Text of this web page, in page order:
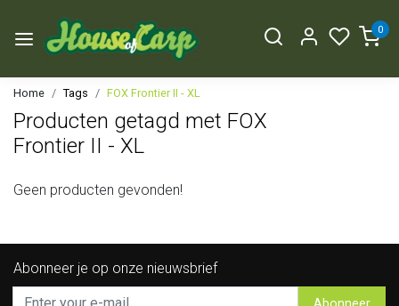
0
Home Tags FOX Frontier II - XL
Producten getagd met FOX
Frontier II - XL
Geen producten gevonden!
Abonneer je op onze nieuwsbrief